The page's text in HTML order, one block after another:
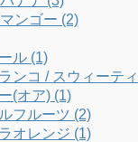
ンゴー (2)
ル (1)
ンコ / スウィーテ
(オア) (1)
フルーツ (2)
オレンジ (1)